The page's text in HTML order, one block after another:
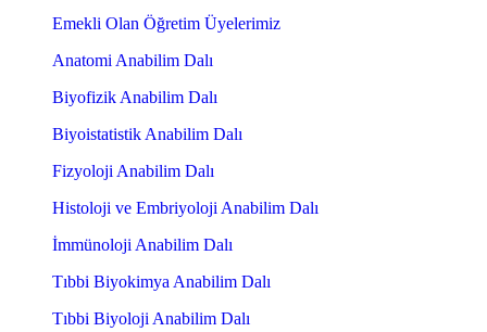
Emekli Olan Öğretim Üyelerimiz
Anatomi Anabilim Dalı
Biyofizik Anabilim Dalı
Biyoistatistik Anabilim Dalı
Fizyoloji Anabilim Dalı
Histoloji ve Embriyoloji Anabilim Dalı
İmmünoloji Anabilim Dalı
Tıbbi Biyokimya Anabilim Dalı
Tıbbi Biyoloji Anabilim Dalı